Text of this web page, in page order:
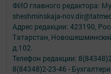
ФИО главного редактора:
sheshminskaja-
Адрес редакции: 423190,
Татарстан,
д.102.
Телефон редакции:
8(84348)2-23-46 -